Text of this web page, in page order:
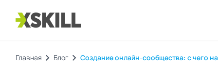
Главная chevron_right Блог chevron_right Создание онлайн-сообщества: с чего